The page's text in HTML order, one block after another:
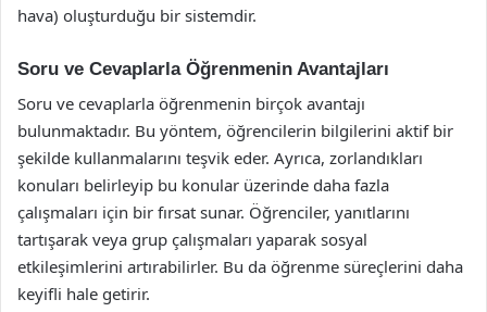
hava) oluşturduğu bir sistemdir.
Soru ve Cevaplarla Öğrenmenin Avantajları
Soru ve cevaplarla öğrenmenin birçok avantajı
bulunmaktadır. Bu yöntem, öğrencilerin bilgilerini aktif bir
şekilde kullanmalarını teşvik eder. Ayrıca, zorlandıkları
konuları belirleyip bu konular üzerinde daha fazla
çalışmaları için bir fırsat sunar. Öğrenciler, yanıtlarını
tartışarak veya grup çalışmaları yaparak sosyal
etkileşimlerini artırabilirler. Bu da öğrenme süreçlerini daha
keyifli hale getirir.